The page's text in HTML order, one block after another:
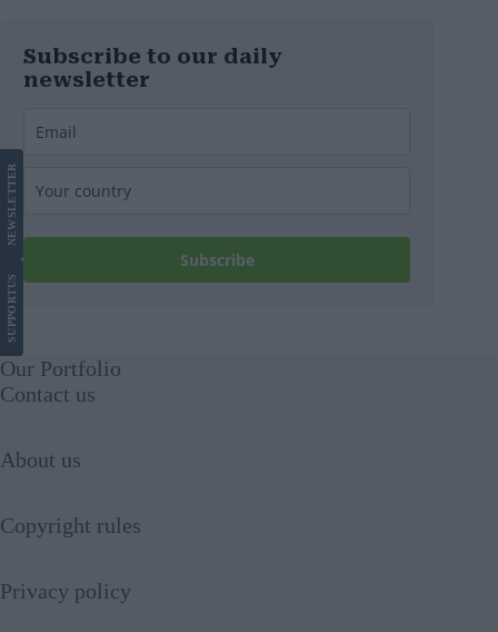
Subscribe to our daily
newsletter
Subscribe
SUPPORT
US
NEWS
LETTER
Our Portfolio
Contact us
About us
Copyright rules
Privacy policy